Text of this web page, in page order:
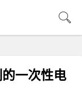
一次性电